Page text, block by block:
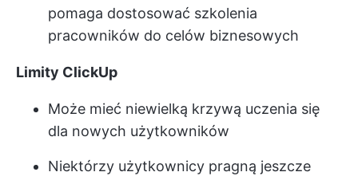
pomaga dostosować szkolenia
pracowników do celów biznesowych
Limity ClickUp
Może mieć niewielką krzywą uczenia się
dla nowych użytkowników
Niektórzy użytkownicy pragną jeszcze